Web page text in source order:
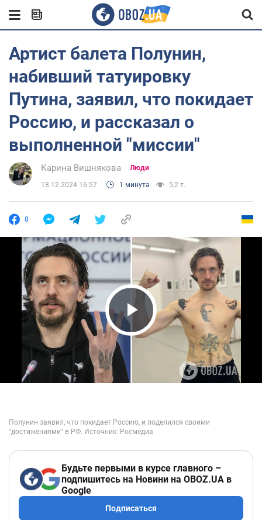
Артист балета Полунин,
набивший татуировку
Путина, заявил, что покидает
Россию, и рассказал о
выполненной "миссии"
Карина Вишнякова Люди
18.12.2024 16:57 1 минута 5,2 т.
8
Play Video
Будьте первыми в курсе главного –
подпишитесь на Новини на OBOZ.UA в
Google
Подписаться